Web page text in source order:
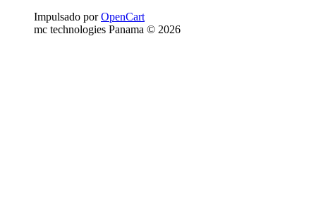
Impulsado porOpenCart
mc technologies Panama © 2026